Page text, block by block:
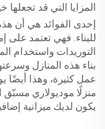
المزايا التي قد تجعلها
إحدى الفوائد هي أن
للبناء. فهي تعتمد على
التوريدات واستخدام
بناء هذه المنازل
عمل كثيرة، وهذا أيضًا
منزلًا موديولاري مسبّق
يكون لديك ميزانية